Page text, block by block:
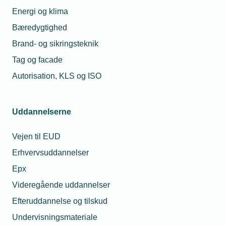
Energi og klima
Bæredygtighed
Brand- og sikringsteknik
Tag og facade
Autorisation, KLS og ISO
Uddannelserne
Vejen til EUD
Erhvervsuddannelser
Epx
Videregående uddannelser
Efteruddannelse og tilskud
Undervisningsmateriale
Online - Microsoft Teams
Vis aktivitet
Webinarer og online kurser
bæredygtighedsrapport i Valified
en bæredygtighedsrapport, men gerne vil i gang.
Kun for medlemmer
Arrangementet er afholdt
27. november 2024
Online - Microsoft Teams